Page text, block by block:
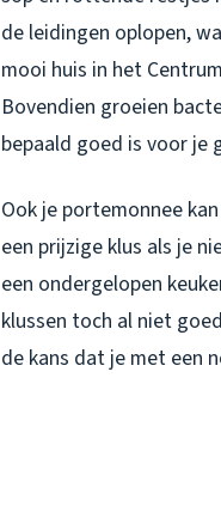
de leidingen oplopen,
mooi huis in het
Bovendien groeien
bepaald goed is voor je
Ook je portemonnee
een prijzige klus als je
een ondergelopen
klussen toch al niet
de kans dat je met een